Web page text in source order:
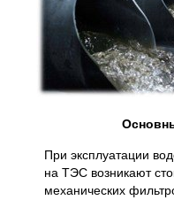
При эксплуатации
на ТЭС возникают
механических